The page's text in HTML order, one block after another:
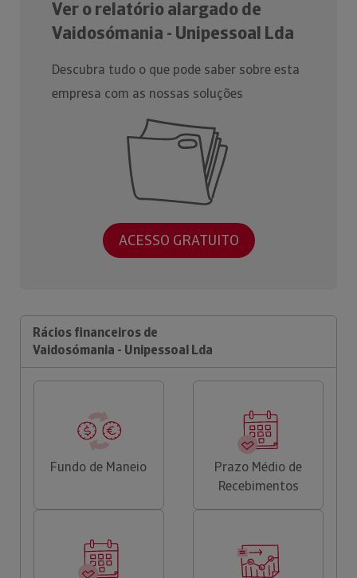
Ver o relatório alargado de
Vaidosómania - Unipessoal Lda
Descubra tudo o que pode saber sobre esta
empresa com as nossas soluções
ACESSO GRATUITO
Rácios financeiros de
Vaidosómania - Unipessoal Lda
Fundo de Maneio
Prazo Médio de
Recebimentos